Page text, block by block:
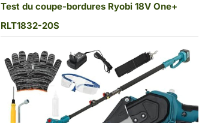
Test du coupe-bordures Ryobi 18V One+
RLT1832-20S